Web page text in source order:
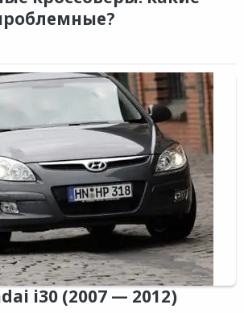
i30 (2007 — 2012)